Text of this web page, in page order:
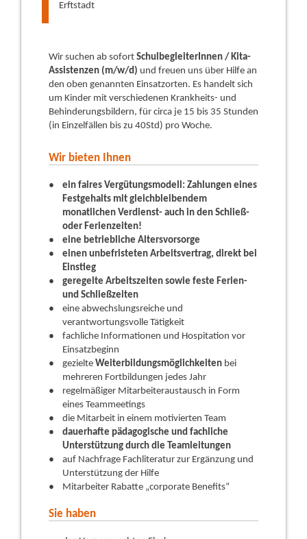
Erftstadt
Wir suchen ab sofort SchulbegleiterInnen / Kita-
Assistenzen (m/w/d) und freuen uns über Hilfe an
den oben genannten Einsatzorten. Es handelt sich
um Kinder mit verschiedenen Krankheits- und
Behinderungsbildern, für circa je 15 bis 35 Stunden
(in Einzelfällen bis zu 40Std) pro Woche.
Wir bieten Ihnen
ein faires Vergütungsmodell: Zahlungen eines
Festgehalts mit gleichbleibendem
monatlichen Verdienst- auch in den Schließ-
oder Ferienzeiten!
eine betriebliche Altersvorsorge
einen unbefristeten Arbeitsvertrag, direkt bei
Einstieg
geregelte Arbeitszeiten sowie feste Ferien-
und Schließzeiten
eine abwechslungsreiche und
verantwortungsvolle Tätigkeit
fachliche Informationen und Hospitation vor
Einsatzbeginn
gezielte Weiterbildungsmöglichkeiten bei
mehreren Fortbildungen jedes Jahr
regelmäßiger Mitarbeiteraustausch in Form
eines Teammeetings
die Mitarbeit in einem motivierten Team
dauerhafte pädagogische und fachliche
Unterstützung durch die Teamleitungen
auf Nachfrage Fachliteratur zur Ergänzung und
Unterstützung der Hilfe
Mitarbeiter Rabatte „corporate Benefits“
Sie haben